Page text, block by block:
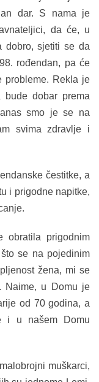
dar. S nama je
da će, u
dobro, sjetiti se da
rođendan, pa će
probleme. Rekla je
dobar prema
smo je se na
svima zdravlje i
čestitke, a
i prigodne napitke,
obratila prigodnim
se na pojedinim
žena, mi se
Naime, u Domu je
od 70 godina, a
i u našem Domu
muškarci,